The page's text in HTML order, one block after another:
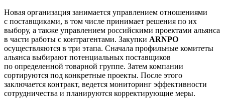
Новая организация занимается управлением отношениями
с поставщиками, в том числе принимает решения по их
выбору, а также управлением российскими проектами альянса
в части работы с контрагентами. Закупки ARNPO
осуществляются в три этапа. Сначала профильные комитеты
альянса выбирают потенциальных поставщиков
по определенной товарной группе. Затем компании
сортируются под конкретные проекты. После этого
заключается контракт, ведется мониторинг эффективности
сотрудничества и планируются корректирующие меры.